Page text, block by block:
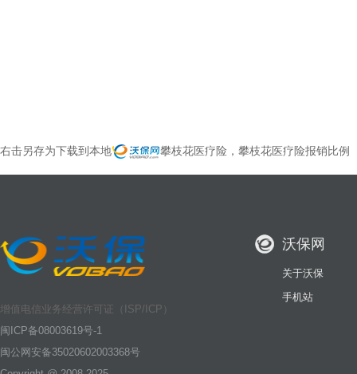
右击另存为下载到本地 攀枝花医疗险，攀枝花医疗险报销比例
增值电信业务经营许可证（ISP/ICP）
闽ICP备08003619号-1
闽公网安备35020602003368号
沃保网
关于沃保
手机站